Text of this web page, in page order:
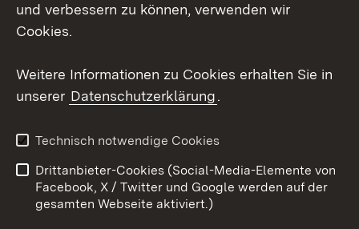
Datenschutz
Barrierefreiheit
Impressum
Cookies
und verbessern zu können, verwenden wir
Cookies.
Weitere Informationen zu Cookies erhalten Sie in
unserer Datenschutzerklärung.
Technisch notwendige Cookies
Drittanbieter-Cookies (Social-Media-Elemente von
Facebook, X / Twitter und Google werden auf der
gesamten Webseite aktiviert.)